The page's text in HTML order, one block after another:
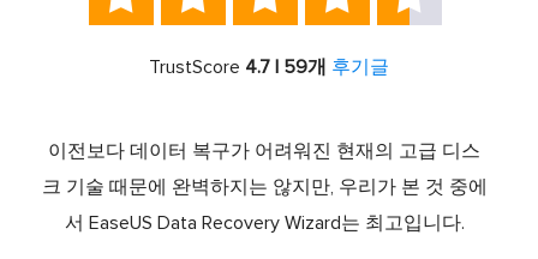
TrustScore 4.7 | 59개 후기글
이전보다 데이터 복구가 어려워진 현재의 고급 디스
크 기술 때문에 완벽하지는 않지만, 우리가 본 것 중에
서 EaseUS Data Recovery Wizard는 최고입니다.